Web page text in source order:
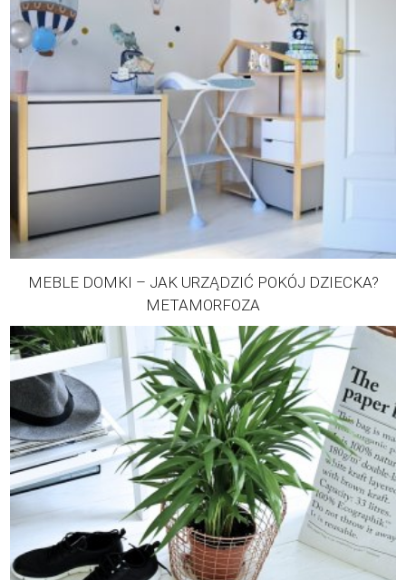
MEBLE DOMKI – JAK URZĄDZIĆ POKÓJ DZIECKA?
METAMORFOZA